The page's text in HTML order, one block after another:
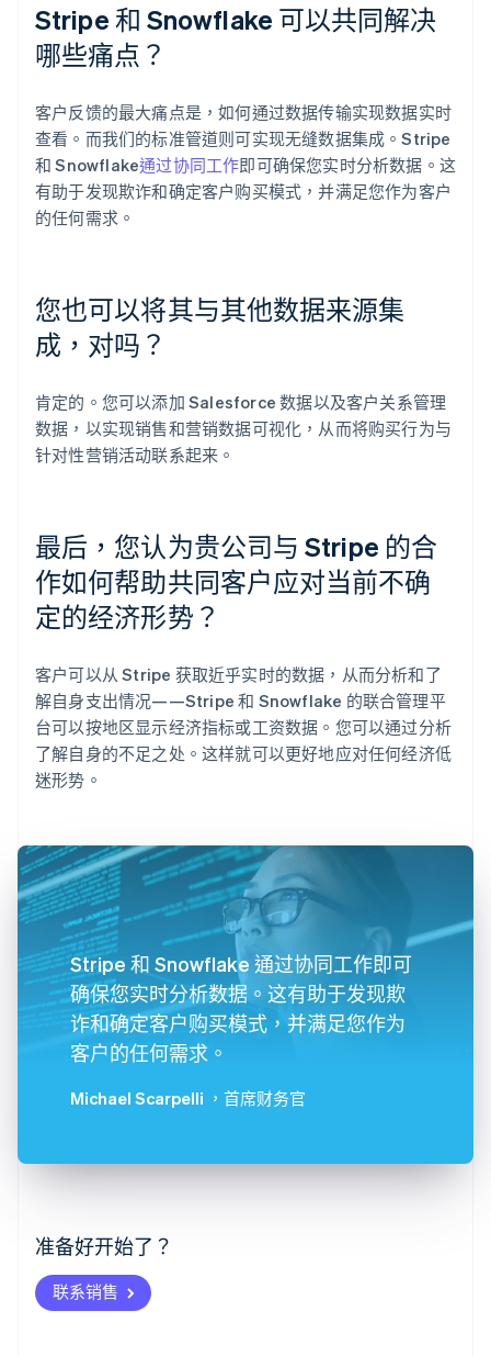
准备好开始了？
联系销售
Stripe 和 Snowflake 可以共同解决
哪些痛点？
客户反馈的最大痛点是，如何通过数据传输实现数据实时
查看。而我们的标准管道则可实现无缝数据集成。Stripe
和 Snowflake通过协同工作即可确保您实时分析数据。这
有助于发现欺诈和确定客户购买模式，并满足您作为客户
的任何需求。
您也可以将其与其他数据来源集
成，对吗？
肯定的。您可以添加 Salesforce 数据以及客户关系管理
数据，以实现销售和营销数据可视化，从而将购买行为与
针对性营销活动联系起来。
最后，您认为贵公司与 Stripe 的合
作如何帮助共同客户应对当前不确
定的经济形势？
客户可以从 Stripe 获取近乎实时的数据，从而分析和了
解自身支出情况——Stripe 和 Snowflake 的联合管理平
台可以按地区显示经济指标或工资数据。您可以通过分析
了解自身的不足之处。这样就可以更好地应对任何经济低
迷形势。
Stripe 和 Snowflake 通过协同工作即可
确保您实时分析数据。这有助于发现欺
诈和确定客户购买模式，并满足您作为
客户的任何需求。
Michael Scarpelli ，首席财务官
爱沙尼亚
English
奥地利
Deutsch English